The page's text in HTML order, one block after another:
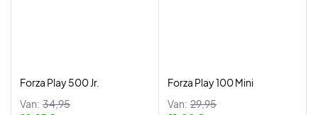
Forza Play 500 Jr.
Van: 34,95
Forza Play 100 Mini
Van: 29,95